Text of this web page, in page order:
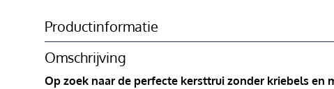
Productinformatie
Omschrijving
Op zoek naar de perfecte kersttrui zonder kriebels en